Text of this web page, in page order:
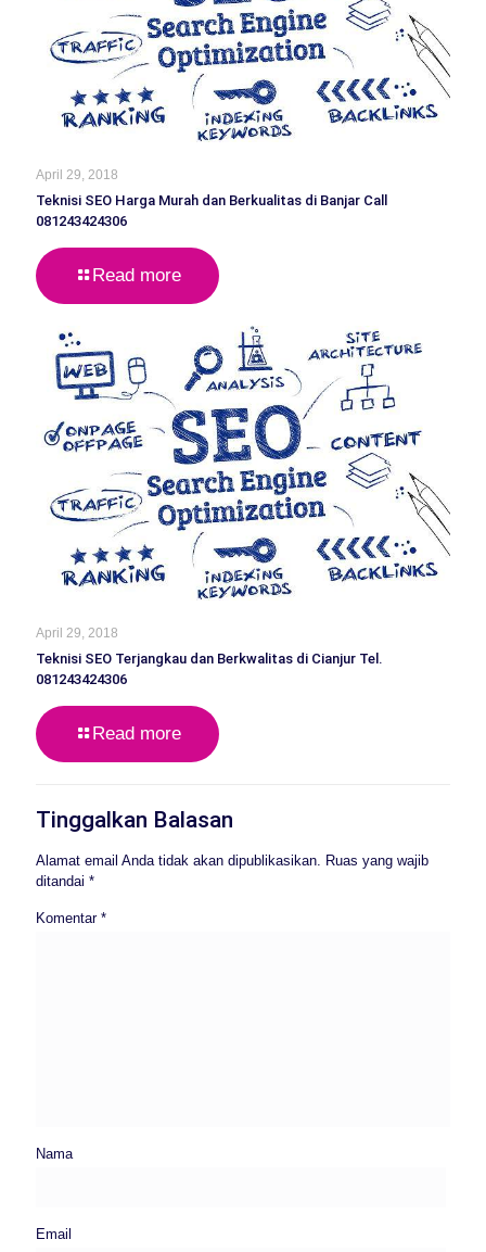
April 29, 2018
Teknisi SEO Harga Murah dan Berkualitas di Banjar Call
081243424306
Read more
April 29, 2018
Teknisi SEO Terjangkau dan Berkwalitas di Cianjur Tel.
081243424306
Read more
Tinggalkan Balasan
Alamat email Anda tidak akan dipublikasikan. Ruas yang wajib
ditandai *
Komentar *
Nama
Email